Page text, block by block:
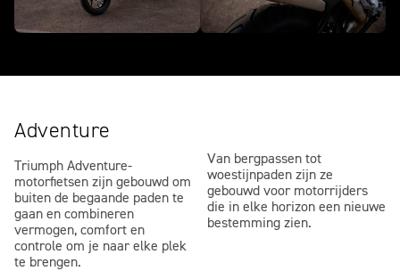
Adventure
Triumph Adventure-
motorfietsen zijn gebouwd om
buiten de begaande paden te
gaan en combineren
vermogen, comfort en
controle om je naar elke plek
te brengen.
Van bergpassen tot
woestijnpaden zijn ze
gebouwd voor motorrijders
die in elke horizon een nieuwe
bestemming zien.